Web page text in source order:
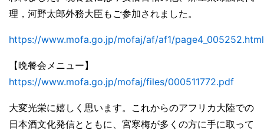
理，河野太郎外務大臣もご参加されました。
https://www.mofa.go.jp/mofaj/af/af1/page4_005252.html
【晩餐会メニュー】
https://www.mofa.go.jp/mofaj/files/000511772.pdf
大変光栄に嬉しく思います。これからのアフリカ大陸での
日本酒文化発信とともに、宮寒梅が多くの方に手に取って